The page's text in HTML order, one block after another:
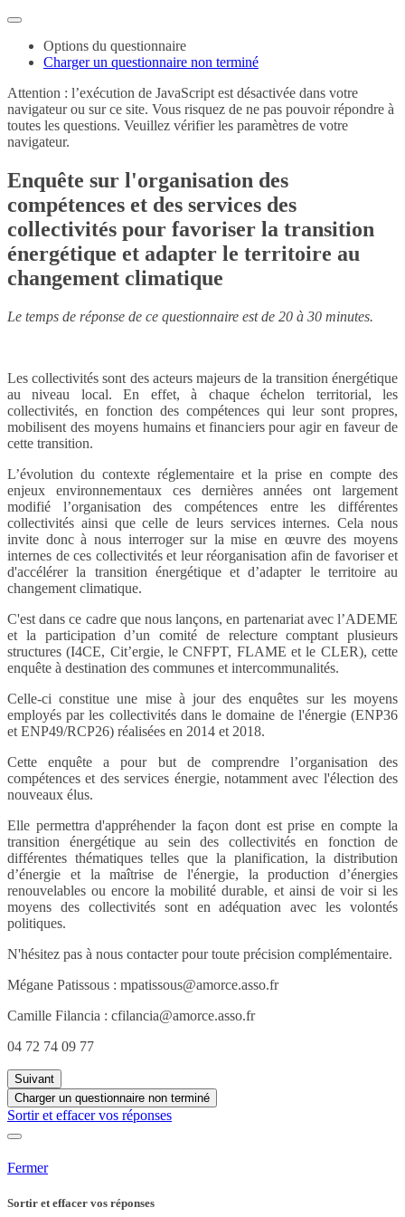
Options du questionnaire
Charger un questionnaire non terminé
Attention : l’exécution de JavaScript est désactivée dans votre
navigateur ou sur ce site. Vous risquez de ne pas pouvoir répondre à
toutes les questions. Veuillez vérifier les paramètres de votre
navigateur.
Enquête sur l'organisation des
compétences et des services des
collectivités pour favoriser la transition
énergétique et adapter le territoire au
changement climatique
Le temps de réponse de ce questionnaire est de 20 à 30 minutes.
Les collectivités sont des acteurs majeurs de la transition énergétique
au niveau local. En effet, à chaque échelon territorial, les
collectivités, en fonction des compétences qui leur sont propres,
mobilisent des moyens humains et financiers pour agir en faveur de
cette transition.
L’évolution du contexte réglementaire et la prise en compte des
enjeux environnementaux ces dernières années ont largement
modifié l’organisation des compétences entre les différentes
collectivités ainsi que celle de leurs services internes. Cela nous
invite donc à nous interroger sur la mise en œuvre des moyens
internes de ces collectivités et leur réorganisation afin de favoriser et
d'accélérer la transition énergétique et d’adapter le territoire au
changement climatique.
C'est dans ce cadre que nous lançons, en partenariat avec l’ADEME
et la participation d’un comité de relecture comptant plusieurs
structures (I4CE, Cit’ergie, le CNFPT, FLAME et le CLER), cette
enquête à destination des communes et intercommunalités.
Celle-ci constitue une mise à jour des enquêtes sur les moyens
employés par les collectivités dans le domaine de l'énergie (ENP36
et ENP49/RCP26) réalisées en 2014 et 2018.
Cette enquête a pour but de comprendre l’organisation des
compétences et des services énergie, notamment avec l'élection des
nouveaux élus.
Elle permettra d'appréhender la façon dont est prise en compte la
transition énergétique au sein des collectivités en fonction de
différentes thématiques telles que la planification, la distribution
d’énergie et la maîtrise de l'énergie, la production d’énergies
renouvelables ou encore la mobilité durable, et ainsi de voir si les
moyens des collectivités sont en adéquation avec les volontés
politiques.
N'hésitez pas à nous contacter pour toute précision complémentaire.
Mégane Patissous : mpatissous@amorce.asso.fr
Camille Filancia : cfilancia@amorce.asso.fr
04 72 74 09 77
Suivant
Charger un questionnaire non terminé
Sortir et effacer vos réponses
Fermer
Sortir et effacer vos réponses